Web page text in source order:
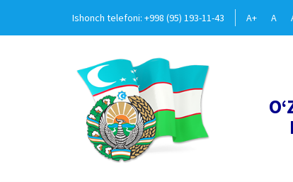
Ishonch telefoni: +998 (95) 193-11-43 A+ A